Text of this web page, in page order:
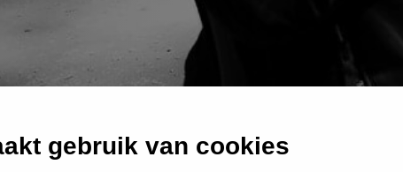
gebruik van cookies